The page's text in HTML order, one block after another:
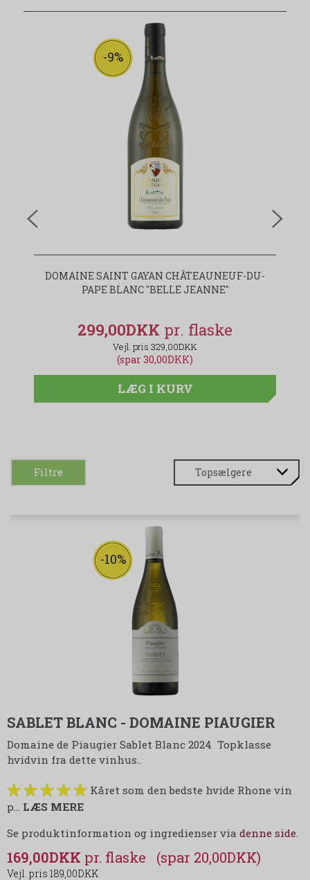
-9%
DOMAINE SAINT GAYAN CHÂTEAUNEUF-DU-
PAPE BLANC "BELLE JEANNE"
299,00DKK
329,00DKK
(spar 30,00DKK)
LÆG I KURV
Filtre
-10%
SABLET BLANC - DOMAINE PIAUGIER
Domaine de Piaugier Sablet Blanc 2024 Topklasse
hvidvin fra dette vinhus..
Kåret som den bedste hvide Rhone vin
p… LÆS MERE
Se produktinformation og ingredienser via denne side.
169,00DKK
189,00DKK
(spar 20,00DKK)